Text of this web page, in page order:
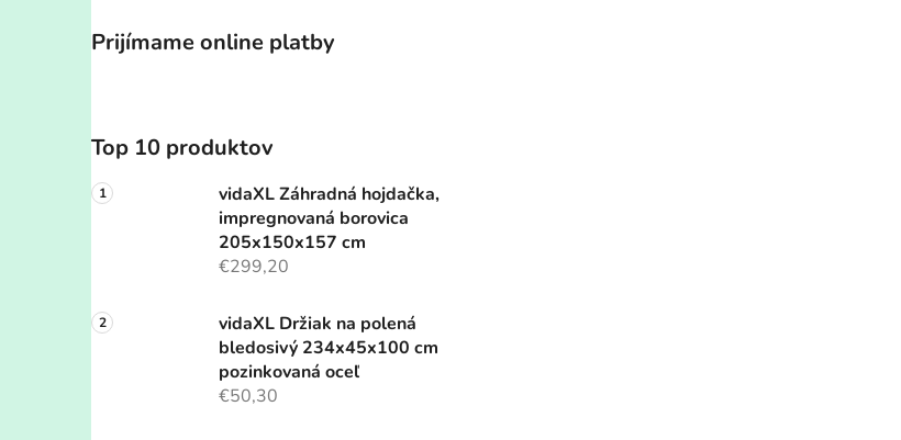
Prijímame online platby
Top 10 produktov
vidaXL Záhradná hojdačka,
impregnovaná borovica
205x150x157 cm
€299,20
vidaXL Držiak na polená
bledosivý 234x45x100 cm
pozinkovaná oceľ
€50,30